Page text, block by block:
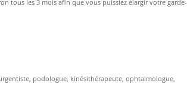
tous les 3 mois afin que vous puissiez élargir votre garde-
podologue, kinésithérapeute, ophtalmologue,